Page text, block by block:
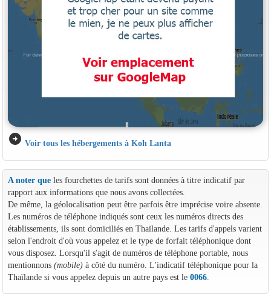
arrow_circle_right Voir tous les hébergements à Koh Lanta
A noter queles fourchettes de tarifs sont données à titre indicatif par
rapport aux informations que nous avons collectées.
De même, la géolocalisation peut être parfois être imprécise voire absente.
Les numéros de téléphone indiqués sont ceux les numéros directs des
établissements, ils sont domiciliés en Thaïlande. Les tarifs d'appels varient
selon l'endroit d'où vous appelez et le type de forfait téléphonique dont
vous disposez. Lorsqu'il s'agit de numéros de téléphone portable, nous
mentionnons (mobile)à côté du numéro. L'indicatif téléphonique pour la
Thaïlande si vous appelez depuis un autre pays est le 0066.